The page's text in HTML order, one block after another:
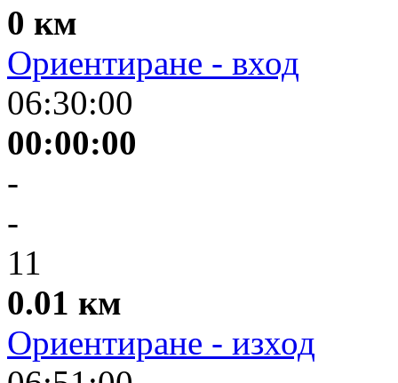
0 км
Ориентиране - вход
06:30:00
00:00:00
-
-
11
0.01 км
Ориентиране - изход